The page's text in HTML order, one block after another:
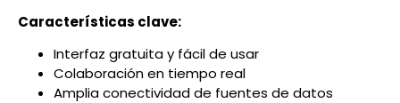
Características clave:
Interfaz gratuita y fácil de usar
Colaboración en tiempo real
Amplia conectividad de fuentes de datos